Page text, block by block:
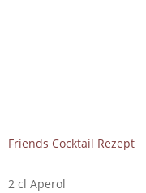
Friends Cocktail Rezept
2 cl Aperol